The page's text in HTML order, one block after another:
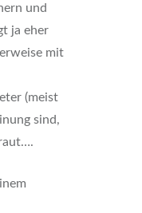
und
ja eher
mit
(meist
sind,